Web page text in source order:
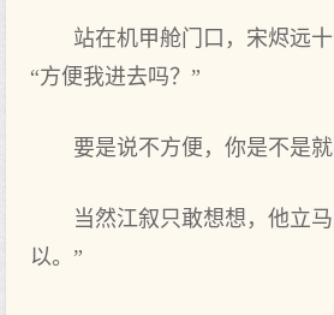
站在机甲舱门口，宋烬远十
“方便我进去吗？”
要是说不方便，你是不是就
当然江叙只敢想想，他立马
以。”